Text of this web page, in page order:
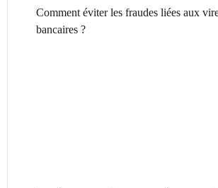
Comment éviter les fraudes liées aux
bancaires ?